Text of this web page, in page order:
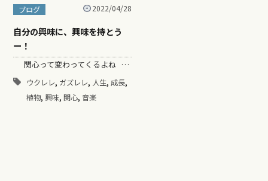
ブログ 2022/04/28
自分の興味に、興味を持とう
ー！
関心って変わってくるよね …
ウクレレ, ガズレレ, 人生, 成長,
植物, 興味, 関心, 音楽